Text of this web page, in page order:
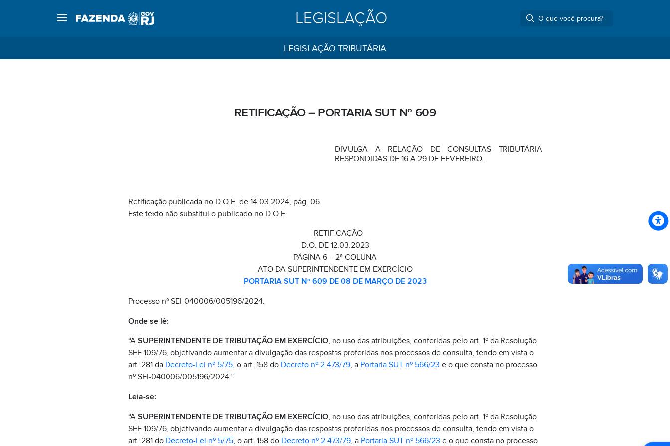
LEGISLAÇÃO
LEGISLAÇÃO TRIBUTÁRIA
RETIFICAÇÃO – PORTARIA SUT Nº 609
DIVULGA A RELAÇÃO DE CONSULTAS TRIBUTÁRIA
RESPONDIDAS DE 16 A 29 DE FEVEREIRO.
Retificação publicada no D.O.E. de 14.03.2024, pág. 06.
Este texto não substitui o publicado no D.O.E.
RETIFICAÇÃO
D.O. DE 12.03.2023
PÁGINA 6 – 2ª COLUNA
ATO DA SUPERINTENDENTE EM EXERCÍCIO
PORTARIA SUT Nº 609 DE 08 DE MARÇO DE 2023
Processo nº SEI-040006/005196/2024.
Onde se lê:
“ASUPERINTENDENTE DE TRIBUTAÇÃO EM EXERCÍCIO, no uso das atribuições, conferidas pelo art. 1º da Resolução
SEF 109/76, objetivando aumentar a divulgação das respostas proferidas nos processos de consulta, tendo em vista o
art. 281 da Decreto-Lei nº 5/75, o art. 158 do Decreto nº 2.473/79, a Portaria SUT nº 566/23 e o que consta no processo
nº SEI-040006/005196/2024.”
Leia-se:
“A SUPERINTENDENTE DE TRIBUTAÇÃO EM EXERCÍCIO, no uso das atribuições, conferidas pelo art. 1º da Resolução
SEF 109/76, objetivando aumentar a divulgação das respostas proferidas nos processos de consulta, tendo em vista o
art. 281 doDecreto-Lei nº 5/75, o art. 158 do Decreto nº 2.473/79, a Portaria SUT nº 566/23 e o que consta no processo